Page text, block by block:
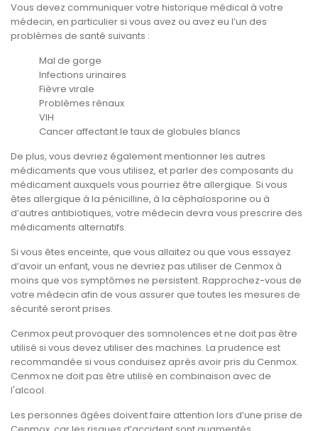
Vous devez communiquer votre historique médical à votre
médecin, en particulier si vous avez ou avez eu l’un des
problèmes de santé suivants :
Mal de gorge
Infections urinaires
Fièvre virale
Problèmes rénaux
VIH
Cancer affectant le taux de globules blancs
De plus, vous devriez également mentionner les autres
médicaments que vous utilisez, et parler des composants du
médicament auxquels vous pourriez être allergique. Si vous
êtes allergique à la pénicilline, à la céphalosporine ou à
d’autres antibiotiques, votre médecin devra vous prescrire des
médicaments alternatifs.
Si vous êtes enceinte, que vous allaitez ou que vous essayez
d’avoir un enfant, vous ne devriez pas utiliser de Cenmox à
moins que vos symptômes ne persistent. Rapprochez-vous de
votre médecin afin de vous assurer que toutes les mesures de
sécurité seront prises.
Cenmox peut provoquer des somnolences et ne doit pas être
utilisé si vous devez utiliser des machines. La prudence est
recommandée si vous conduisez après avoir pris du Cenmox.
Cenmox ne doit pas être utilisé en combinaison avec de
l'alcool.
Les personnes âgées doivent faire attention lors d’une prise de